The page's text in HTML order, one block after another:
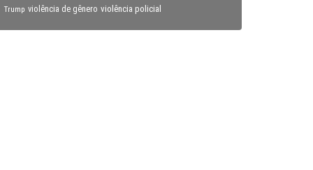
Trump violência de gênero violência policial